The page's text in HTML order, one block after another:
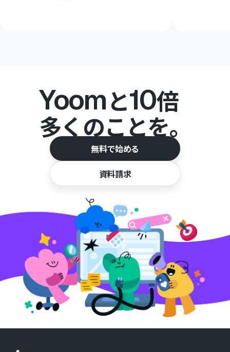
Yoomと10倍
多くのことを。
無料で始める
資料請求